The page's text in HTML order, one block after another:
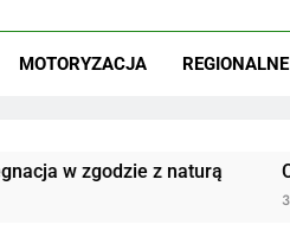
MOTORYZACJA REGIONALNE
z naturą CBD –